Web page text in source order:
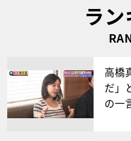
ラ
高橋
だ」
の一